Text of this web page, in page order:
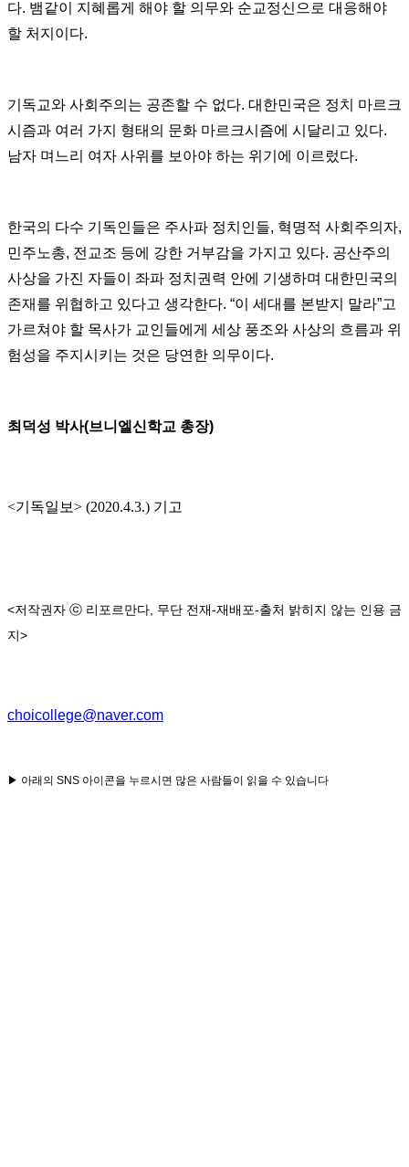
다. 뱀같이 지혜롭게 해야 할 의무와 순교정신으로 대응해야
할 처지이다.
기독교와 사회주의는 공존할 수 없다. 대한민국은 정치 마르크
시즘과 여러 가지 형태의 문화 마르크시즘에 시달리고 있다.
남자 며느리 여자 사위를 보아야 하는 위기에 이르렀다.
한국의 다수 기독인들은 주사파 정치인들, 혁명적 사회주의자,
민주노총, 전교조 등에 강한 거부감을 가지고 있다. 공산주의
사상을 가진 자들이 좌파 정치권력 안에 기생하며 대한민국의
존재를 위협하고 있다고 생각한다. “이 세대를 본받지 말라”고
가르쳐야 할 목사가 교인들에게 세상 풍조와 사상의 흐름과 위
험성을 주지시키는 것은 당연한 의무이다.
최덕성 박사(브니엘신학교 총장)
<기독일보> (2020.4.3.) 기고
<저작권자 ⓒ 리포르만다, 무단 전재-재배포-출처 밝히지 않는 인용 금
지>
choicollege@naver.com
▶ 아래의 SNS 아이콘을 누르시면 많은 사람들이 읽을 수 있습니다